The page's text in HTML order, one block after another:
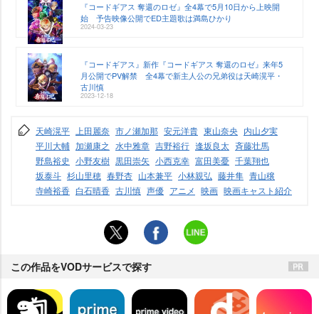
『コードギアス 奪還のロゼ』全4幕で5月10日から上映開
始 予告映像公開でED主題歌は満島ひかり
2024-03-23
『コードギアス』新作『コードギアス 奪還のロゼ』来年5
月公開でPV解禁 全4幕で新主人公の兄弟役は天崎滉平・
古川慎
2023-12-18
天崎滉平 上田麗奈 市ノ瀬加那 安元洋貴 東山奈央 内山夕実
平川大輔 加瀬康之 水中雅章 吉野裕行 逢坂良太 斉藤壮馬
野島裕史 小野友樹 黒田崇矢 小西克幸 富田美憂 千葉翔也
坂泰斗 杉山里穂 春野杏 山本兼平 小林親弘 藤井隼 青山穣
寺崎裕香 白石晴香 古川慎 声優 アニメ 映画 映画キャスト紹介
この作品をVODサービスで探す